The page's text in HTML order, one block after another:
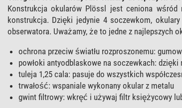
Konstrukcja okularów Plössl jest ceniona
konstrukcja. Dzięki jedynie 4 soczewkom,
obserwatora. Uważamy, że to jedne z najlepszych
ochrona przeciw światłu rozproszonemu:
powłoki antyodblaskowe na soczewkach:
tuleja 1,25 cala: pasuje do wszystkich
trwałość: wspaniale wykonany okular z metalu
gwint filtrowy: wkręć i używaj filtr księżycowy